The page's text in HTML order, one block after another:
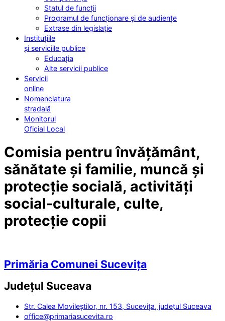
Statul de funcții
Programul de funcționare și de audiențe
Extrase din legislație
Instituțiile
și serviciile publice
Educația
Alte servicii publice
Servicii
online
Nomenclatura
stradală
Monitorul
Oficial Local
Comisia pentru învățământ,
sănătate și familie, muncă și
protecție socială, activități
social-culturale, culte,
protecție copii
Primăria Comunei Sucevița
Județul Suceava
Str. Calea Movileștilor, nr. 153, Sucevița, județul Suceava
office@primariasucevita.ro